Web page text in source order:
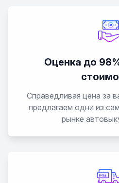
Оценка до
Справедливая цена за
предлагаем одни из
рынке